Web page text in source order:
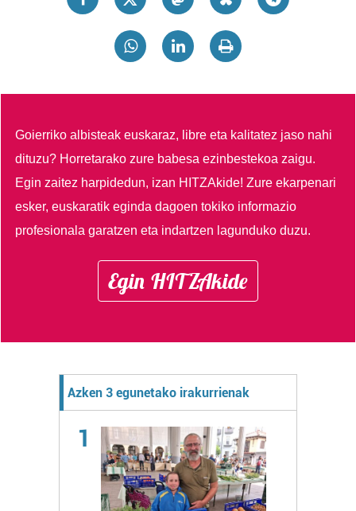
Goierriko albisteak euskaraz, libre eta kalitatez jaso nahi
dituzu? Horretarako zure babesa ezinbestekoa zaigu.
Egin zaitez harpidedun, izan HITZAkide!Zure ekarpenari
esker, euskaratik eginda dagoen tokiko informazio
profesionala garatzen eta indartzen lagunduko duzu.
Egin HITZAkide
Azken 3 egunetako irakurrienak
1